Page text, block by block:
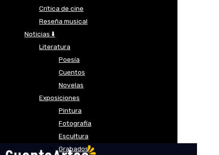
Crítica de cine
Reseña musical
Noticias ⬇️
Literatura
Poesía
Cuentos
Novelas
Exposiciones
Pintura
Fotografía
Escultura
Grabados